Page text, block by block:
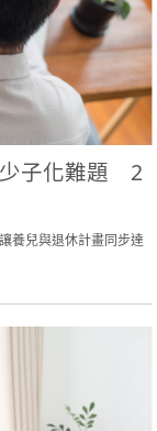
少子化難題 2
養兒與退休計畫同步達